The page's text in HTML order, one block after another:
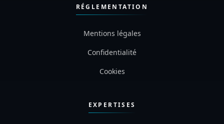
RÉGLEMENTATION
Mentions légales
Confidentialité
Cookies
EXPERTISES